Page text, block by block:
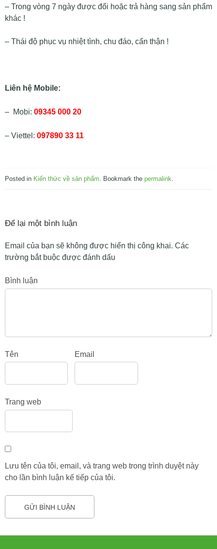
– Trong vòng 7 ngày được đổi hoặc trả hàng sang sản phẩm
khác !
– Thái độ phục vụ nhiệt tình, chu đáo, cẩn thận !
Liên hệ Mobile:
– Mobi: 09345 000 20
– Viettel: 097890 33 11
Posted in Kiến thức về sản phẩm. Bookmark the permalink.
Để lại một bình luận
Email của bạn sẽ không được hiển thị công khai. Các
trường bắt buộc được đánh dấu
Bình luận
Tên Email
Trang web
Lưu tên của tôi, email, và trang web trong trình duyệt này
cho lần bình luận kế tiếp của tôi.